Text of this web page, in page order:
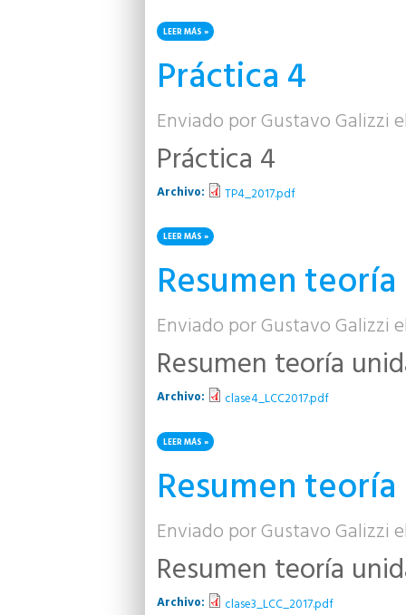
LEER MÁS SOBRE TABLA CON RESUMEN DE DISTRIBUCIONES
Práctica 4
Enviado porGustavo Galizzi
Práctica 4
Archivo: TP4_2017.pdf
LEER MÁS SOBRE PRÁCTICA 4
Resumen
Enviado porGustavo Galizzi
Resumen teoría
Archivo: clase4_LCC2017.pdf
LEER MÁS SOBRE RESUMEN TEORÍA UNIDAD 4
Resumen
Enviado porGustavo Galizzi
Resumen teoría
Archivo: clase3_LCC_2017.pdf